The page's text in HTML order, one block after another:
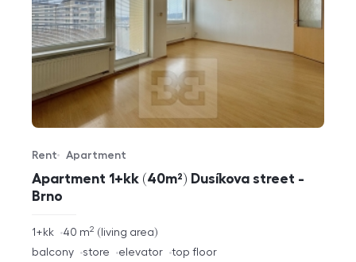
Apartment 1+kk (40m²) Dusíkova street -
Brno
Offer type
Rent
Property type
Apartment
rozměry
1+kk living area
40 m2
funkce
balcony store elevator top floor